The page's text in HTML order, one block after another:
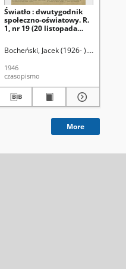
Towarzystwo Uniwersytetu
Światło : dwutygodnik
społeczno-oświatowy. R.
1, nr 19 (20 listopada
Bocheński, Jacek (1926- ). Red.
1946
czasopismo
More